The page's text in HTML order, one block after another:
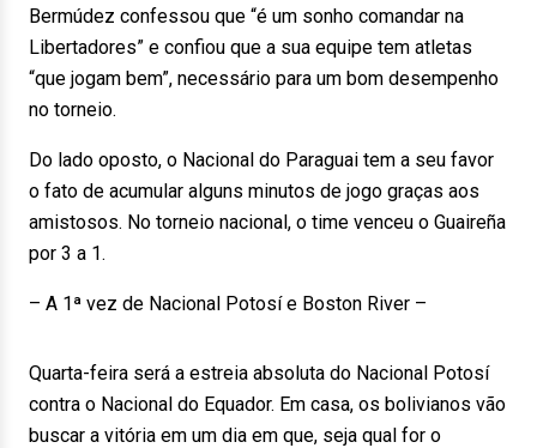
Bermúdez confessou que “é um sonho comandar na
Libertadores” e confiou que a sua equipe tem atletas
“que jogam bem”, necessário para um bom desempenho
no torneio.
Do lado oposto, o Nacional do Paraguai tem a seu favor
o fato de acumular alguns minutos de jogo graças aos
amistosos. No torneio nacional, o time venceu o Guaireña
por 3 a 1.
– A 1ª vez de Nacional Potosí e Boston River –
Quarta-feira será a estreia absoluta do Nacional Potosí
contra o Nacional do Equador. Em casa, os bolivianos vão
buscar a vitória em um dia em que, seja qual for o